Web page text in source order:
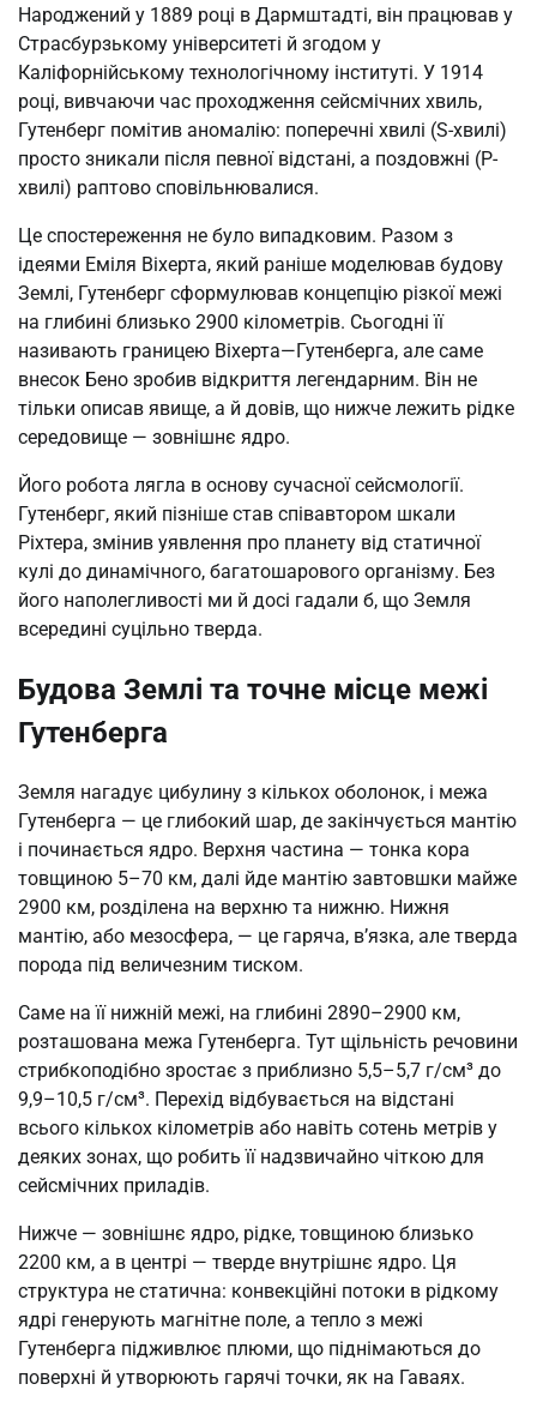
Народжений у 1889 році в Дармштадті, він працював у
Страсбурзькому університеті й згодом у
Каліфорнійському технологічному інституті. У 1914
році, вивчаючи час проходження сейсмічних хвиль,
Гутенберг помітив аномалію: поперечні хвилі (S-хвилі)
просто зникали після певної відстані, а поздовжні (P-
хвилі) раптово сповільнювалися.
Це спостереження не було випадковим. Разом з
ідеями Еміля Віхерта, який раніше моделював будову
Землі, Гутенберг сформулював концепцію різкої межі
на глибині близько 2900 кілометрів. Сьогодні її
називають границею Віхерта—Гутенберга, але саме
внесок Бено зробив відкриття легендарним. Він не
тільки описав явище, а й довів, що нижче лежить рідке
середовище — зовнішнє ядро.
Його робота лягла в основу сучасної сейсмології.
Гутенберг, який пізніше став співавтором шкали
Ріхтера, змінив уявлення про планету від статичної
кулі до динамічного, багатошарового організму. Без
його наполегливості ми й досі гадали б, що Земля
всередині суцільно тверда.
Будова Землі та точне місце межі
Гутенберга
Земля нагадує цибулину з кількох оболонок, і межа
Гутенберга — це глибокий шар, де закінчується мантію
і починається ядро. Верхня частина — тонка кора
товщиною 5–70 км, далі йде мантію завтовшки майже
2900 км, розділена на верхню та нижню. Нижня
мантію, або мезосфера, — це гаряча, в’язка, але тверда
порода під величезним тиском.
Саме на її нижній межі, на глибині 2890–2900 км,
розташована межа Гутенберга. Тут щільність речовини
стрибкоподібно зростає з приблизно 5,5–5,7 г/см³ до
9,9–10,5 г/см³. Перехід відбувається на відстані
всього кількох кілометрів або навіть сотень метрів у
деяких зонах, що робить її надзвичайно чіткою для
сейсмічних приладів.
Нижче — зовнішнє ядро, рідке, товщиною близько
2200 км, а в центрі — тверде внутрішнє ядро. Ця
структура не статична: конвекційні потоки в рідкому
ядрі генерують магнітне поле, а тепло з межі
Гутенберга підживлює плюми, що піднімаються до
поверхні й утворюють гарячі точки, як на Гаваях.